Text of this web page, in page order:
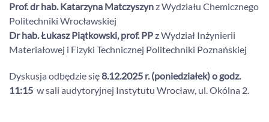
Prof. dr hab. Katarzyna Matczyszynz Wydziału Chemicznego
Politechniki Wrocławskiej
Dr hab. Łukasz Piątkowski, prof. PPz Wydział Inżynierii
Materiałowej i Fizyki Technicznej Politechniki Poznańskiej
Dyskusja odbędzie się8.12.2025 r. (poniedziałek) o godz.
11:15 w sali audytoryjnej Instytutu Wrocław, ul. Okólna 2.